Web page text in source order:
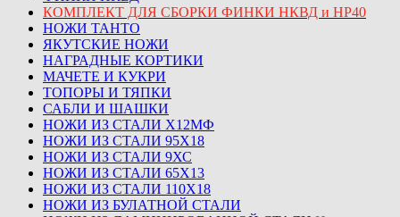
КОМПЛЕКТ ДЛЯ СБОРКИ ФИНКИ НКВД и НР40
НОЖИ ТАНТО
ЯКУТСКИЕ НОЖИ
НАГРАДНЫЕ КОРТИКИ
МАЧЕТЕ И КУКРИ
ТОПОРЫ И ТЯПКИ
САБЛИ И ШАШКИ
НОЖИ ИЗ СТАЛИ Х12МФ
НОЖИ ИЗ СТАЛИ 95Х18
НОЖИ ИЗ СТАЛИ 9ХС
НОЖИ ИЗ СТАЛИ 65Х13
НОЖИ ИЗ СТАЛИ 110Х18
НОЖИ ИЗ БУЛАТНОЙ СТАЛИ